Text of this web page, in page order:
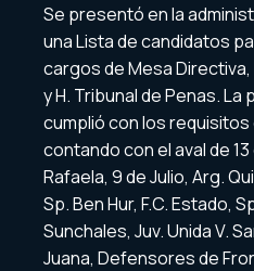
Se presentó en la
una Lista de candidatos
cargos de Mesa
y H. Tribunal de Penas.
cumplió con los
contando con el aval de
Rafaela, 9 de Julio, Arg.
Sp. Ben Hur, F.C. Estado,
Sunchales, Juv. Unida V.
Juana, Defensores de